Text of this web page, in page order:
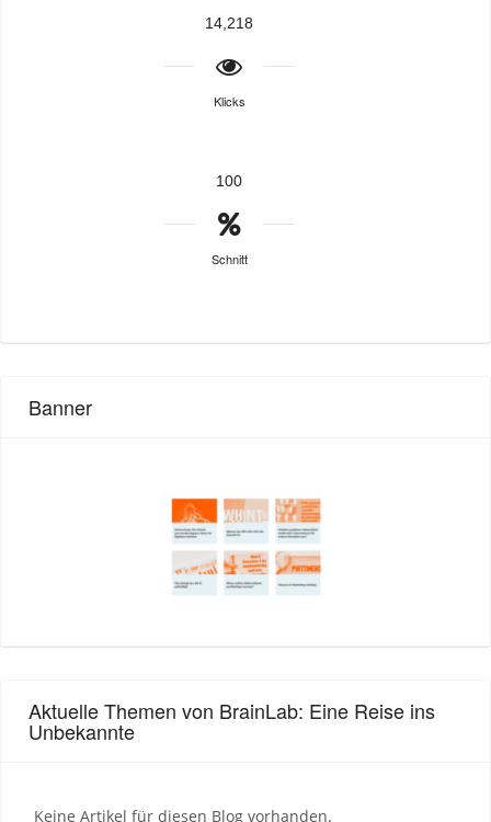
14,218
Klicks
100
Schnitt
Banner
Aktuelle Themen von BrainLab: Eine Reise ins
Unbekannte
Keine Artikel für diesen Blog vorhanden.